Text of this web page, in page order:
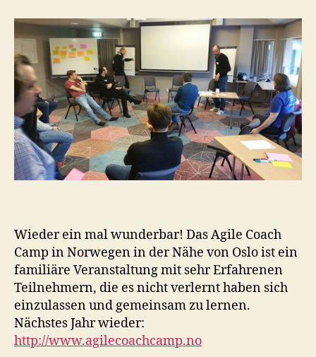
Wieder ein mal wunderbar! Das Agile Coach
Camp in Norwegen in der Nähe von Oslo ist ein
familiäre Veranstaltung mit sehr Erfahrenen
Teilnehmern, die es nicht verlernt haben sich
einzulassen und gemeinsam zu lernen.
Nächstes Jahr wieder:
http://www.agilecoachcamp.no